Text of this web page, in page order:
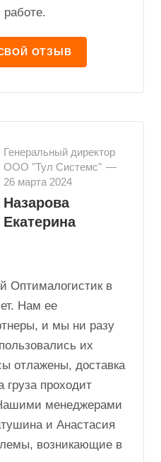
ОТЗЫВ
Генеральный директор
ООО "Тул Системс" —
26 марта 2024
Назарова
Екатерина
Оптималогистик в
Нам ее
и мы ни разу
их
отлажены, доставка
груза проходит
менеджерами
и Анастасия
возникающие в